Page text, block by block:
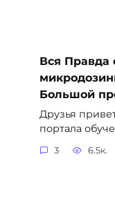
Вся Правда
Большой
Друзья
портала
3 6.5к.